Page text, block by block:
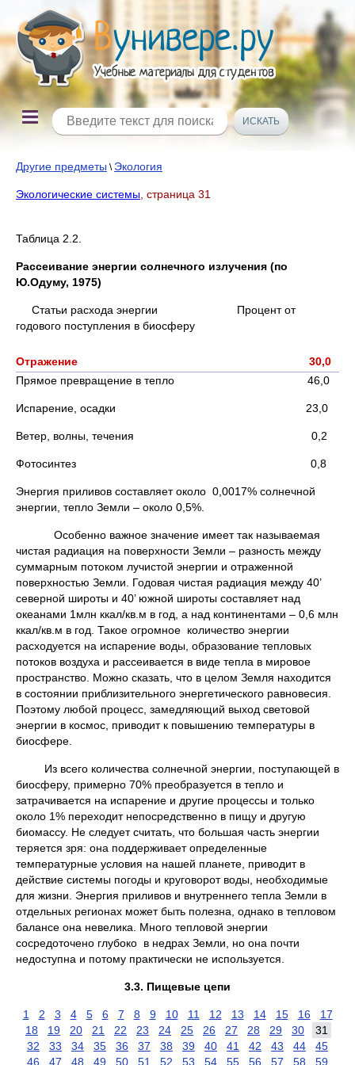
Другие предметы \ Экология
Экологические системы , страница 31
Таблица 2.2.
Рассеивание энергии солнечного излучения (по
Ю.Одуму, 1975)
Статьи расхода энергии Процент от
годового поступления в биосферу
Отражение 30,0
Прямое превращение в тепло 46,0
Испарение, осадки 23,0
Ветер, волны, течения 0,2
Фотосинтез 0,8
Энергия приливов составляет около 0,0017% солнечной
энергии, тепло Земли – около 0,5%.
Особенно важное значение имеет так называемая
чистая радиация на поверхности Земли – разность между
суммарным потоком лучистой энергии и отраженной
поверхностью Земли. Годовая чистая радиация между 40’
северной широты и 40’ южной широты составляет над
океанами 1млн ккал/кв.м в год, а над континентами – 0,6 млн
ккал/кв.м в год. Такое огромное количество энергии
расходуется на испарение воды, образование тепловых
потоков воздуха и рассеивается в виде тепла в мировое
пространство. Можно сказать, что в целом Земля находится
в состоянии приблизительного энергетического равновесия.
Поэтому любой процесс, замедляющий выход световой
энергии в космос, приводит к повышению температуры в
биосфере.
Из всего количества солнечной энергии, поступающей в
биосферу, примерно 70% преобразуется в тепло и
затрачивается на испарение и другие процессы и только
около 1% переходит непосредственно в пищу и другую
биомассу. Не следует считать, что большая часть энергии
теряется зря: она поддерживает определенные
температурные условия на нашей планете, приводит в
действие системы погоды и круговорот воды, необходимые
для жизни. Энергия приливов и внутреннего тепла Земли в
отдельных регионах может быть полезна, однако в тепловом
балансе она невелика. Много тепловой энергии
сосредоточено глубоко в недрах Земли, но она почти
недоступна и потому практически не используется.
3.3. Пищевые цепи
1 2 3 4 5 6 7 8 9 10 11 12 13 14 15 16
17
18
19 20 21 22 23 24 25 26 27 28 29 30
31
32
33 34 35 36 37 38 39 40 41 42 43 44
45
46
47 48 49 50 51 52 53 54 55 56 57 58 59